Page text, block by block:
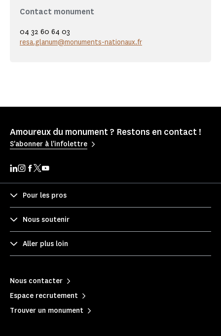
Contact monument
04 32 60 64 03
resa.glanum@monuments-nationaux.fr
Amoureux du monument ? Restons en contact !
S'abonner à l'infolettre
Pour les pros
Nous soutenir
Aller plus loin
Nous contacter
Espace recrutement
Trouver un monument